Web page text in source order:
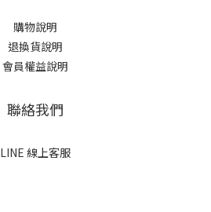
購物說明
退換貨說明
會員權益說明
聯絡我們
LINE 線上客服